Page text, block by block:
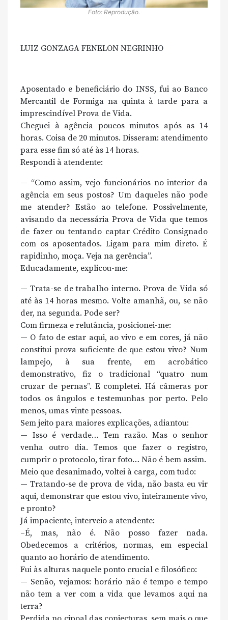
Foto: Reprodução.
LUIZ GONZAGA FENELON NEGRINHO
Aposentado e beneficiário do INSS, fui ao Banco
Mercantil de Formiga na quinta à tarde para a
imprescindível Prova de Vida.
Cheguei à agência poucos minutos após as 14
horas. Coisa de 20 minutos. Disseram: atendimento
para esse fim só até às 14 horas.
Respondi à atendente:
— “Como assim, vejo funcionários no interior da
agência em seus postos? Um daqueles não pode
me atender? Estão ao telefone. Possivelmente,
avisando da necessária Prova de Vida que temos
de fazer ou tentando captar Crédito Consignado
com os aposentados. Ligam para mim direto. É
rapidinho, moça. Veja na gerência”.
Educadamente, explicou-me:
— Trata-se de trabalho interno. Prova de Vida só
até às 14 horas mesmo. Volte amanhã, ou, se não
der, na segunda. Pode ser?
Com firmeza e relutância, posicionei-me:
— O fato de estar aqui, ao vivo e em cores, já não
constitui prova suficiente de que estou vivo? Num
lampejo, à sua frente, em acrobático
demonstrativo, fiz o tradicional “quatro num
cruzar de pernas”. E completei. Há câmeras por
todos os ângulos e testemunhas por perto. Pelo
menos, umas vinte pessoas.
Sem jeito para maiores explicações, adiantou:
— Isso é verdade… Tem razão. Mas o senhor
venha outro dia. Temos que fazer o registro,
cumprir o protocolo, tirar foto… Não é bem assim.
Meio que desanimado, voltei à carga, com tudo:
— Tratando-se de prova de vida, não basta eu vir
aqui, demonstrar que estou vivo, inteiramente vivo,
e pronto?
Já impaciente, interveio a atendente:
–É, mas, não é. Não posso fazer nada.
Obedecemos a critérios, normas, em especial
quanto ao horário de atendimento.
Fui às alturas naquele ponto crucial e filosófico:
— Senão, vejamos: horário não é tempo e tempo
não tem a ver com a vida que levamos aqui na
terra?